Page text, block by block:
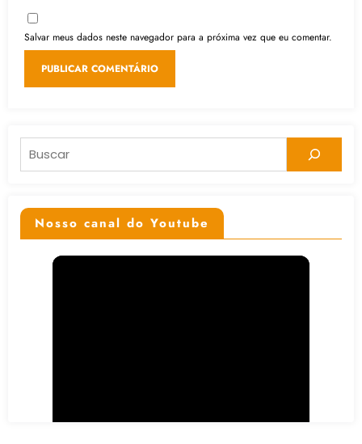
Salvar meus dados neste navegador para a próxima vez que eu comentar.
Pesquisar
Nosso canal do Youtube